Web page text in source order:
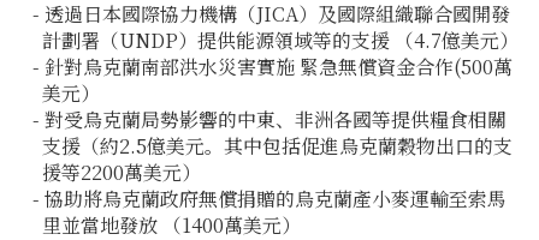
- 透過日本國際協力機構（JICA）及國際組織聯合國開發
計劃署（UNDP）提供能源領域等的支援 （4.7億美元）
- 針對烏克蘭南部洪水災害實施 緊急無償資金合作(500萬
美元）
- 對受烏克蘭局勢影響的中東、非洲各國等提供糧食相關
支援（約2.5億美元。其中包括促進烏克蘭穀物出口的支
援等2200萬美元）
- 協助將烏克蘭政府無償捐贈的烏克蘭產小麥運輸至索馬
里並當地發放 （1400萬美元）